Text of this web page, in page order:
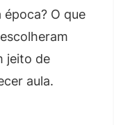
O que
jeito de
aula.